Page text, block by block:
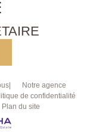
Notre agence
de confidentialité
Plan du site